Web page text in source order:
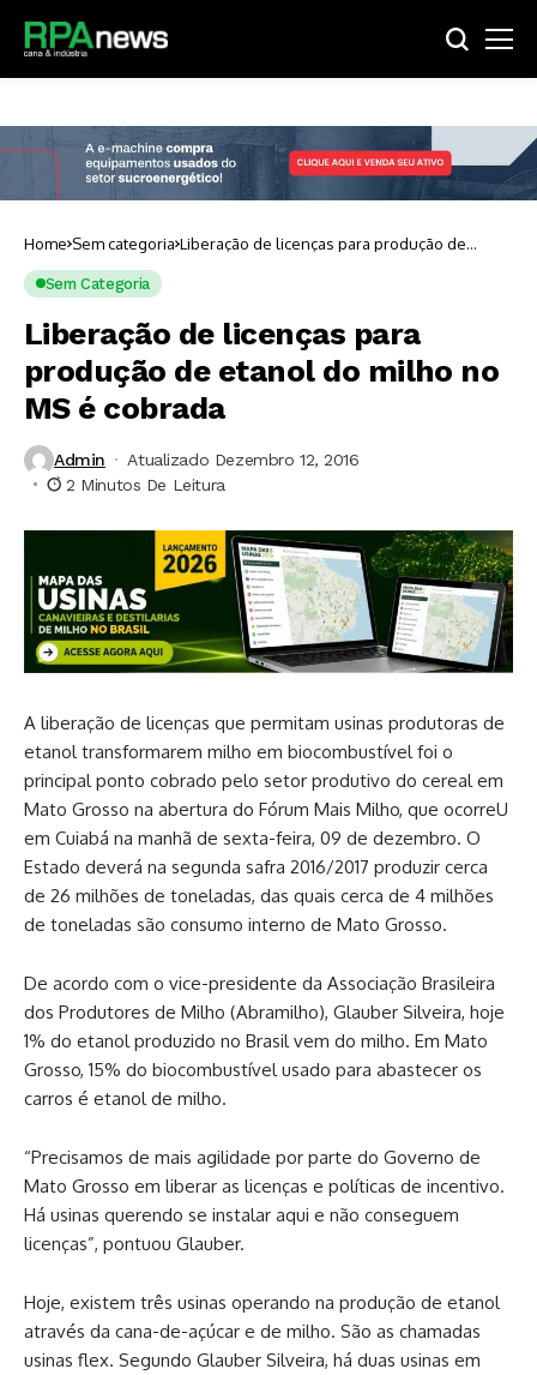
Home Sem categoria Liberação de licenças para produção de
etanol do milho no MS é cobrada
Sem Categoria
Liberação de licenças para
produção de etanol do milho no
MS é cobrada
Admin
Atualizado Dezembro 12, 2016
2 Minutos De Leitura
A liberação de licenças que permitam usinas produtoras de
etanol transformarem milho em biocombustível foi o
principal ponto cobrado pelo setor produtivo do cereal em
Mato Grosso na abertura do Fórum Mais Milho, que ocorreU
em Cuiabá na manhã de sexta-feira, 09 de dezembro. O
Estado deverá na segunda safra 2016/2017 produzir cerca
de 26 milhões de toneladas, das quais cerca de 4 milhões
de toneladas são consumo interno de Mato Grosso.
De acordo com o vice-presidente da Associação Brasileira
dos Produtores de Milho (Abramilho), Glauber Silveira, hoje
1% do etanol produzido no Brasil vem do milho. Em Mato
Grosso, 15% do biocombustível usado para abastecer os
carros é etanol de milho.
“Precisamos de mais agilidade por parte do Governo de
Mato Grosso em liberar as licenças e políticas de incentivo.
Há usinas querendo se instalar aqui e não conseguem
licenças”, pontuou Glauber.
Hoje, existem três usinas operando na produção de etanol
através da cana-de-açúcar e de milho. São as chamadas
usinas flex. Segundo Glauber Silveira, há duas usinas em